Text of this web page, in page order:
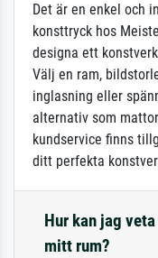
Det är en enkel och
konsttryck hos
designa ett
Välj en ram,
inglasning eller
alternativ som
kundservice finns
ditt perfekta
Hur kan jag
mitt rum?